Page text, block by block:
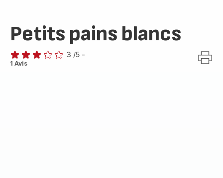
Petits pains blancs
Avis
3 /5 -
1 Avis